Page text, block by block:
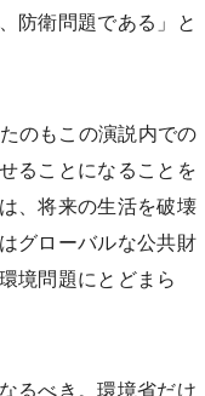
防衛問題である」と
のもこの演説内での
ることになることを
、将来の生活を破壊
グローバルな公共財
境問題にとどまら
るべき。環境省だけ